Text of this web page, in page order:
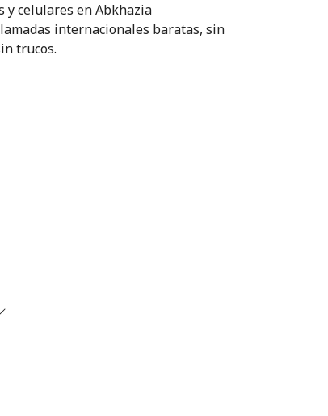
y celulares en Abkhazia
internacionales baratas, sin
trucos.